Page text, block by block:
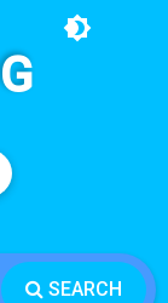
SEARCH